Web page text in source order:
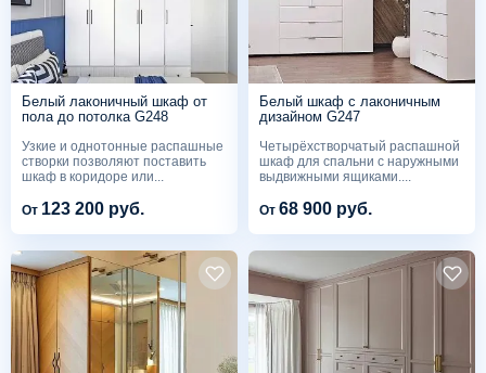
Белый лаконичный шкаф от
пола до потолка G248
Узкие и однотонные распашные
створки позволяют поставить
шкаф в коридоре или...
От 123 200 руб.
Белый шкаф с лаконичным
дизайном G247
Четырёхстворчатый распашной
шкаф для спальни с наружными
выдвижными ящиками....
От 68 900 руб.